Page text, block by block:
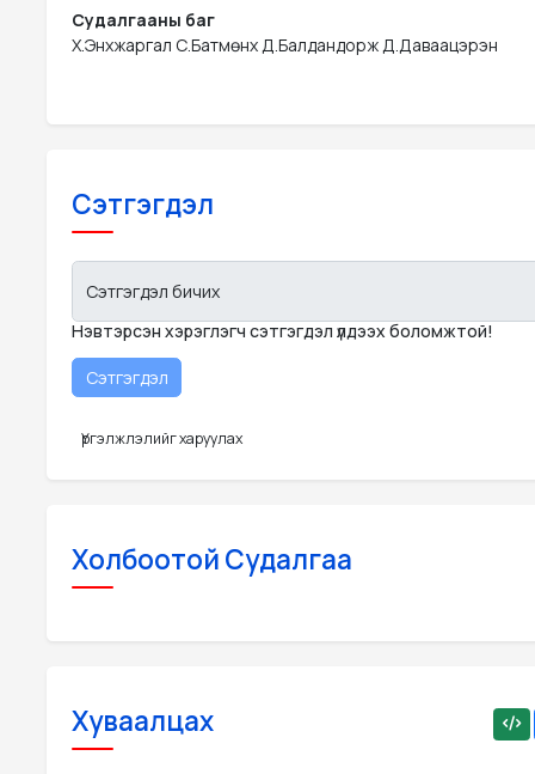
Судалгааны баг
Х.Энхжаргал С.Батмөнх Д.Балдандорж Д.Даваацэрэн
Сэтгэгдэл
Сэтгэгдэл бичих
Нэвтэрсэн хэрэглэгч сэтгэгдэл үлдээх боломжтой!
Үргэлжлэлийг харуулах
Холбоотой Судалгаа
Хуваалцах